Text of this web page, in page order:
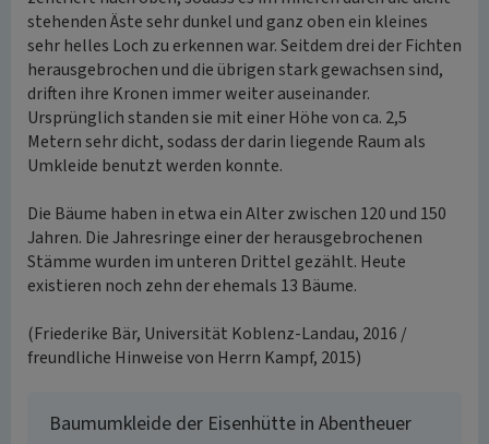
stehenden Äste sehr dunkel und ganz oben ein kleines
sehr helles Loch zu erkennen war. Seitdem drei der Fichten
herausgebrochen und die übrigen stark gewachsen sind,
driften ihre Kronen immer weiter auseinander.
Ursprünglich standen sie mit einer Höhe von ca. 2,5
Metern sehr dicht, sodass der darin liegende Raum als
Umkleide benutzt werden konnte.
Die Bäume haben in etwa ein Alter zwischen 120 und 150
Jahren. Die Jahresringe einer der herausgebrochenen
Stämme wurden im unteren Drittel gezählt. Heute
existieren noch zehn der ehemals 13 Bäume.
(Friederike Bär, Universität Koblenz-Landau, 2016 /
freundliche Hinweise von Herrn Kampf, 2015)
Baumumkleide der Eisenhütte in Abentheuer